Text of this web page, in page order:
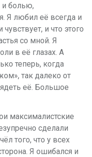
болью,
Я любил её всегда и
чувствует, и что этого
со мной. Я
в её глазах. А
теперь, когда
так далеко от
её. Большое
максималистские
сделали
того, что у всех
Я ошибался и